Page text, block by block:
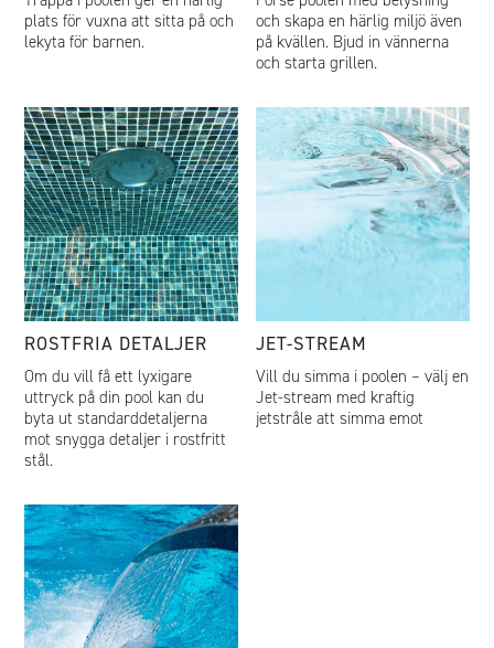
plats för vuxna att sitta på och
lekyta för barnen.
och skapa en härlig miljö även
på kvällen. Bjud in vännerna
och starta grillen.
ROSTFRIA DETALJER
Om du vill få ett lyxigare
uttryck på din pool kan du
byta ut standarddetaljerna
mot snygga detaljer i rostfritt
stål.
JET-STREAM
Vill du simma i poolen – välj en
Jet-stream med kraftig
jetstråle att simma emot